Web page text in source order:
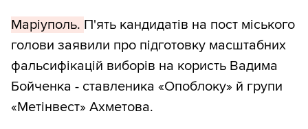
Маріуполь. П'ять кандидатів на пост міського
голови заявили про підготовку масштабних
фальсифікацій виборів на користь Вадима
Бойченка - ставленика «Опоблоку» й групи
«Метінвест» Ахметова.